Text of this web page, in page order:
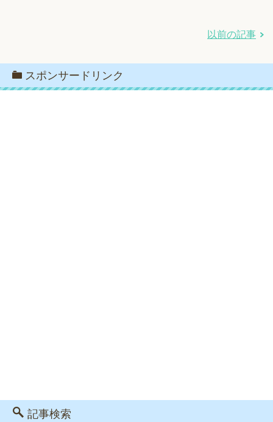
以前の記事
スポンサードリンク
記事検索